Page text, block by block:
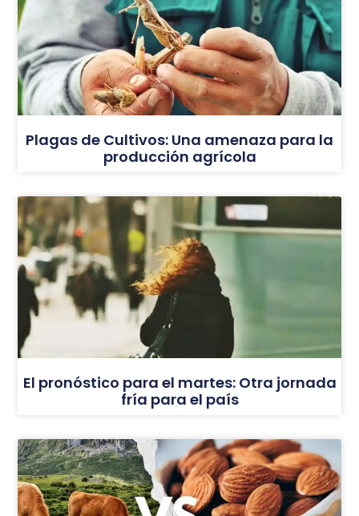
Plagas de Cultivos: Una amenaza para la
producción agrícola
El pronóstico para el martes: Otra jornada
fría para el país